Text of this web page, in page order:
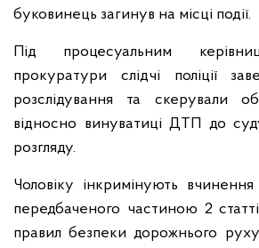
буковинець загинув на місці події.
Під процесуальним
прокуратури слідчі поліції
розслідування та скерували
відносно винуватиці ДТП до
розгляду.
Чоловіку інкримінують
передбаченого частиною 2
правил безпеки дорожнього руху